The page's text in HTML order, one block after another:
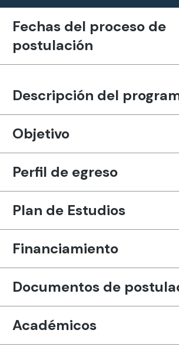
Fechas del proceso de
postulación
Descripción del
Objetivo
Perfil de egreso
Plan de Estudios
Financiamiento
Documentos de
Académicos